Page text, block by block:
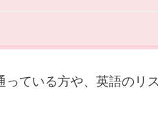
ている方や、英語のリ